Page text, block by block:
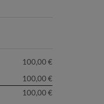
100,00 €
100,00 €
100,00 €